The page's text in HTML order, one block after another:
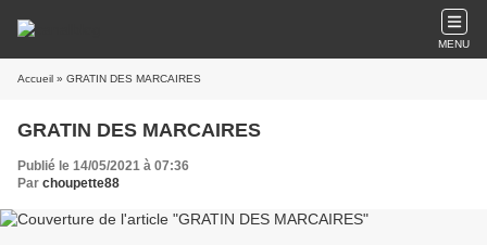
MENU
Accueil » GRATIN DES MARCAIRES
GRATIN DES MARCAIRES
Publié le 14/05/2021 à 07:36
Par choupette88